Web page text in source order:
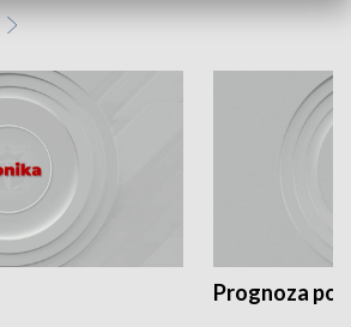
Prognoza